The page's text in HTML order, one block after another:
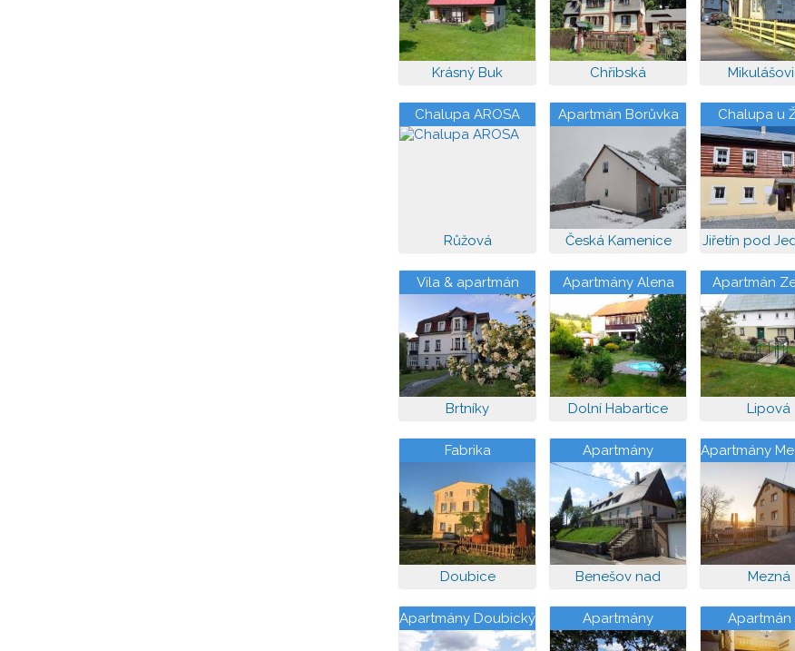
Krásný Buk Chřibská
Chalupa AROSA
Růžová
Apartmán Borůvka
Česká Kamenice
Chalupa u
Jiřetín pod
Vila & apartmán
Adelaide
Brtníky
Apartmány Alena
Dolní Habartice
Apartmán
zahrada
Lipová
Fabrika
Doubice
Apartmány
Benešov nad
Apartmány
Mezná
Apartmány Doubický
Venkov
Apartmány
Apartmán
zahradou